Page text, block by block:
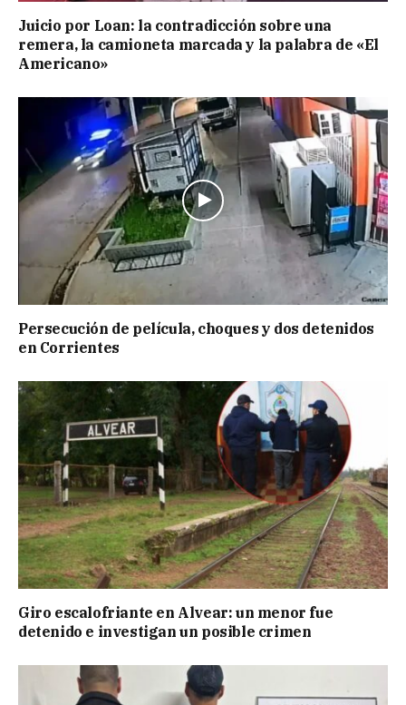
Juicio por Loan: la contradicción sobre una
remera, la camioneta marcada y la palabra de «El
Americano»
Persecución de película, choques y dos detenidos
en Corrientes
Giro escalofriante en Alvear: un menor fue
detenido e investigan un posible crimen